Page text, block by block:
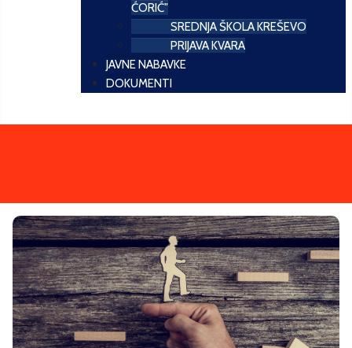
ĆORIĆ"
SREDNJA ŠKOLA KREŠEVO
PRIJAVA KVARA
JAVNE NABAVKE
DOKUMENTI